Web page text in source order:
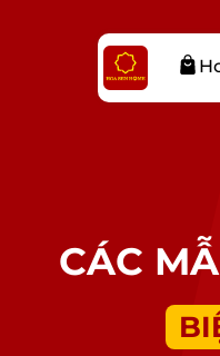
CÁC